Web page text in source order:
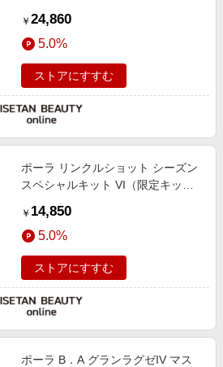
￥ 24,860
5.0%
ストアにすすむ
ポーラ リンクルショット シーズン
スペシャルキット VI（限定キッ
￥ 14,850
5.0%
ストアにすすむ
ポーラ B．A グランラグゼIV マス